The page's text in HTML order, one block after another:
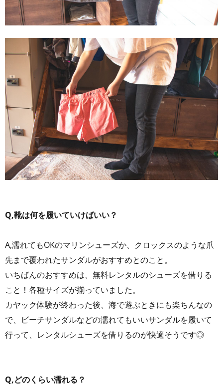
Q,靴は何を履いていけばいい？
A,濡れてもOKのマリンシューズか、クロックスのような爪
先まで覆われたサンダルがおすすめとのこと。
いちばんのおすすめは、無料レンタルのシューズを借りる
こと！各種サイズが揃っていました。
カヤック体験が終わった後、海で遊ぶときにも楽ちんなの
で、ビーチサンダルなどの濡れてもいいサンダルを履いて
行って、レンタルシューズを借りるのが快適そうです◎
Q,どのくらい濡れる？